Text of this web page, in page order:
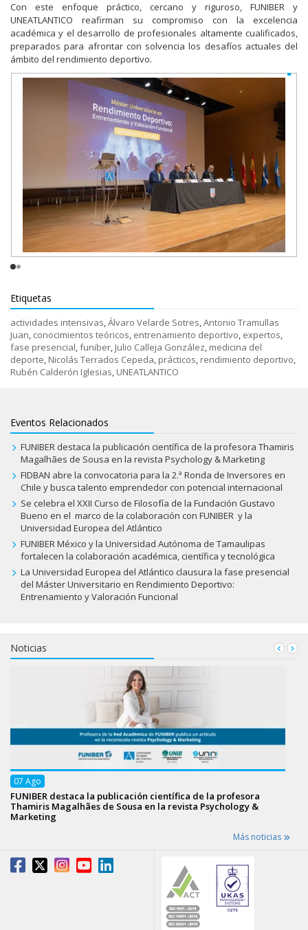
Con este enfoque práctico, cercano y riguroso, FUNIBER y
UNEATLANTICO reafirman su compromiso con la excelencia
académica y el desarrollo de profesionales altamente cualificados,
preparados para afrontar con solvencia los desafíos actuales del
ámbito del rendimiento deportivo.
Etiquetas
actividades intensivas,Álvaro Velarde Sotres,Antonio Tramullas
Juan, conocimientos teóricos, entrenamiento deportivo, expertos,
fase presencial,funiber, Julio Calleja González, medicina del
deporte, Nicolás Terrados Cepeda, prácticos, rendimiento deportivo,
Rubén Calderón Iglesias, UNEATLANTICO
Eventos Relacionados
FUNIBER destaca la publicación científica de la profesora Thamiris
Magalhães de Sousa en la revista Psychology & Marketing
FIDBAN abre la convocatoria para la 2.ª Ronda de Inversores en
Chile y busca talento emprendedor con potencial internacional
Se celebra el XXII Curso de Filosofía de la Fundación Gustavo
Bueno en el marco de la colaboración con FUNIBER y la
Universidad Europea del Atlántico
FUNIBER México y la Universidad Autónoma de Tamaulipas
fortalecen la colaboración académica, científica y tecnológica
La Universidad Europea del Atlántico clausura la fase presencial
del Máster Universitario en Rendimiento Deportivo:
Entrenamiento y Valoración Funcional
Noticias
07 Ago
FUNIBER destaca la publicación científica de la profesora
Thamiris Magalhães de Sousa en la revista Psychology &
Marketing
Más noticias